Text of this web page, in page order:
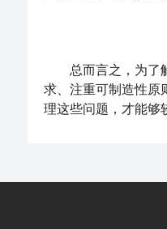
总而言之，为了
求、注重可制造性原
理这些问题，才能够